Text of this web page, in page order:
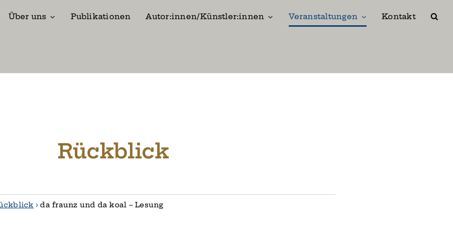
Über uns Publikationen Autor:innen/Künstler:innen Veranstaltungen Kontakt
Rückblick
›da fraunz und da koal – Lesung